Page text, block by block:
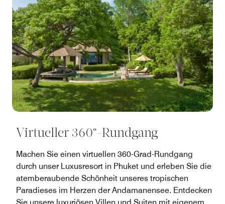
Virtueller 360°-Rundgang
Machen Sie einen virtuellen 360-Grad-Rundgang
durch unser Luxusresort in Phuket und erleben Sie die
atemberaubende Schönheit unseres tropischen
Paradieses im Herzen der Andamanensee. Entdecken
Sie unsere luxuriösen Villen und Suiten mit eigenem